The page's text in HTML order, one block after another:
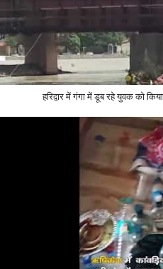
हरिद्वार में गंगा में डूब रहे युवक को